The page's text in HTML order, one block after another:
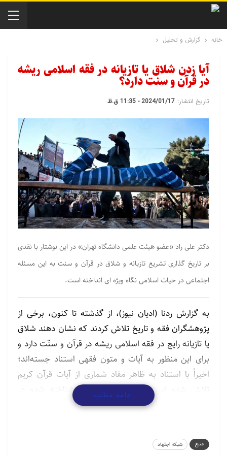
خانه گزارش و تحلیل
آیا زدن شلاق یا تازیانه در فقه اسلامی ریشه
در قرآن و سنت دارد؟
تاریخ انتشار: 2024/01/17 - 11:35 ق.ظ
دکتر علی راد «عضو هیئت علمی دانشگاه تهران» در این نوشتار با نقدی
بر تاریخ گذاری تشریع تازیانه و شلاق در قرآن و سنت به این مسئله
اجتماعی در حیات اسلامی نگاه ویژه ای انداخته است.
به گزارش ردنا (ادیان نیوز)، از گذشته تا کنون، برخی از
پژوهشگران فقه و تاریخ تلاش کردند که نشان دهند شلاق
یا تازیانه رایج در فقه اسلامی ریشه در قرآن و سنّت دارد و
برای این منظور به آیات و متون فقهی استناد جسته‌‌اند؛
اخیراً با استناد به ظاهر مفاد شماری از آیات قرآن کریم
تلاش شده است که شلاق و تازیانه شناخته شده در
فرهنگ کیفری رایج را همان دیدگاه قرآن معرفی نمایند.
مبنای تاریخ‌مندی تشریع حد زنا بر این مهم تاکید دارد که
ادامه مطلب
منبع
شبکه اجتهاد